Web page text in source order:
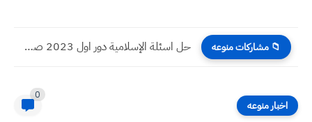
📁 مشاركات منوعه حل اسئلة الإسلامية دور اول 2023 صف سادس احيائي
اخبار منوعه
0